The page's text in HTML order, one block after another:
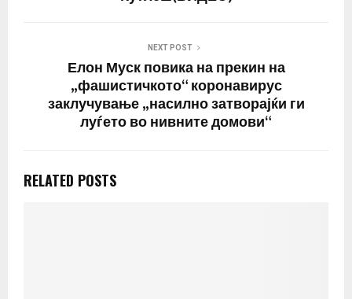
NEXT POST
Елон Муск повика на прекин на
„фашистичкото“ коронавирус
заклучување „насилно затворајќи ги
луѓето во нивните домови“
RELATED POSTS